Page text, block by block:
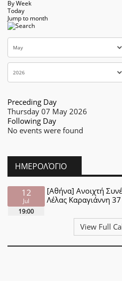
By Week
Today
Jump to month
Preceding Day
Thursday 07 May 2026
Following Day
No events were found
ΗΜΕΡΟΛΌΓΙΟ
12
Jul
19:00
[Αθήνα] Ανοιχτή
Λέλας Καραγιάννη 37
View Full